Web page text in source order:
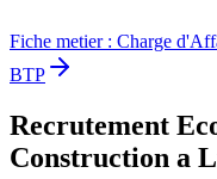
Fiche metier : Charge
BTP
Recrutement
Construction a